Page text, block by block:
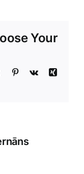
Your
Tumblr Pinterest
Vk
Xing